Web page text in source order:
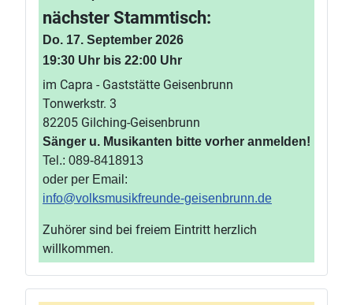
nächster Stammtisch:
Do. 17. September 2026
19:30 Uhr bis 22:00 Uhr
im Capra - Gaststätte Geisenbrunn
Tonwerkstr. 3
82205 Gilching-Geisenbrunn
Sänger u. Musikanten bitte vorher anmelden!
Tel.: 089-8418913
oder per Email:
info@volksmusikfreunde-geisenbrunn.de
Zuhörer sind bei freiem Eintritt herzlich
willkommen.